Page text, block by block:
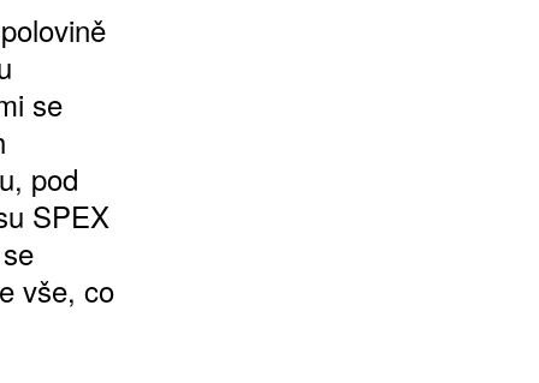
se
pod
SPEX
vše, co